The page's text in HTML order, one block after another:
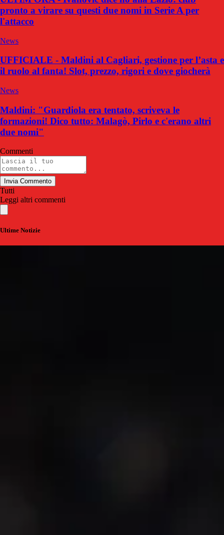
pronto a virare su questi due nomi in Serie A per
l'attacco
News
UFFICIALE - Maldini al Cagliari, gestione per l’asta e
il ruolo al fanta! Slot, prezzo, rigori e dove giocherà
News
Maldini: "Guardiola era tentato, scriveva le
formazioni! Dico tutto: Malagò, Pirlo e c'erano altri
due nomi"
Commenti
Invia Commento
Tutti
Leggi altri commenti
Ultime Notizie